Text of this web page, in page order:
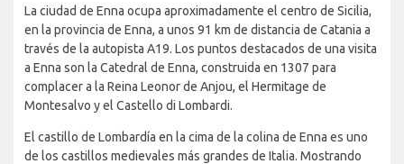
La ciudad de Enna ocupa aproximadamente el centro de Sicilia,
en la provincia de Enna, a unos 91 km de distancia de Catania a
través de la autopista A19. Los puntos destacados de una visita
a Enna son la Catedral de Enna, construida en 1307 para
complacer a la Reina Leonor de Anjou, el Hermitage de
Montesalvo y el Castello di Lombardi.
El castillo de Lombardía en la cima de la colina de Enna es uno
de los castillos medievales más grandes de Italia. Mostrando